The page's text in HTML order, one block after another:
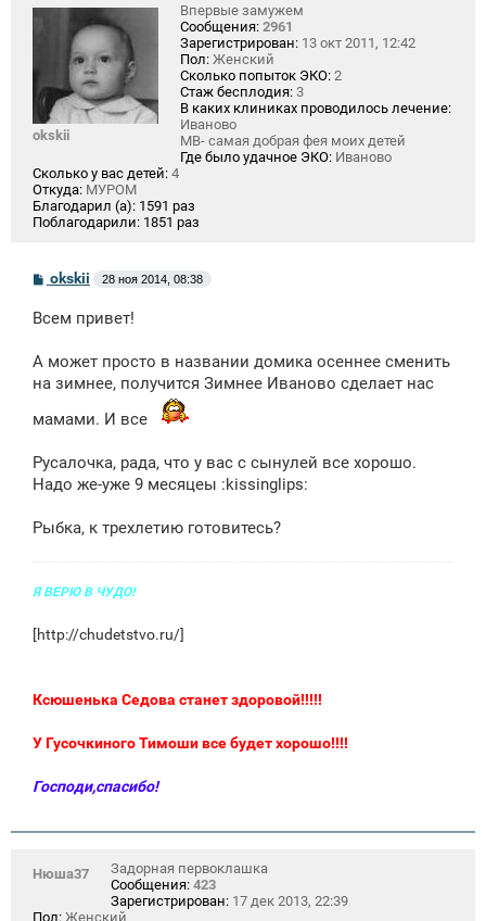
okskii
Впервые замужем
Сообщения: 2961
Зарегистрирован: 13 окт 2011, 12:42
Пол: Женский
Сколько попыток ЭКО: 2
Стаж бесплодия: 3
В каких клиниках проводилось лечение:
Иваново
МВ- самая добрая фея моих детей
Где было удачное ЭКО: Иваново
Сколько у вас детей: 4
Откуда: МУРОМ
Благодарил (а): 1591 раз
Поблагодарили: 1851 раз
С
о
б
н
и
okskii 28 ноя 2014, 08:38
Всем привет!
А может просто в названии домика осеннее сменить
на зимнее, получится Зимнее Иваново сделает нас
мамами. И все
Русалочка, рада, что у вас с сынулей все хорошо.
Надо же-уже 9 месяцеы :kissinglips:
Рыбка, к трехлетию готовитесь?
Я ВЕРЮ В ЧУДО!
[http://chudetstvo.ru/]
Ксюшенька Седова станет здоровой!!!!!
У Гусочкиного Тимоши все будет хорошо!!!!
Господи,спасибо!
Нюша37
Задорная первоклашка
Сообщения: 423
Зарегистрирован: 17 дек 2013, 22:39
Пол: Женский